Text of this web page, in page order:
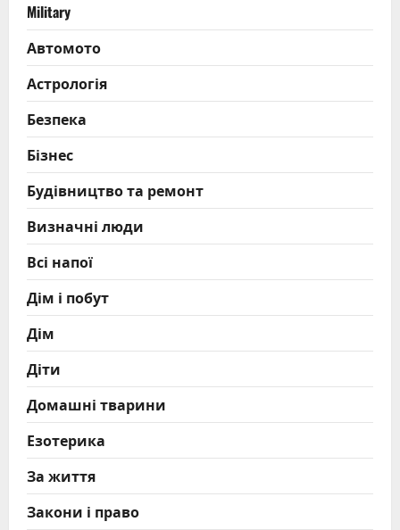
Military
Автомото
Астрологія
Безпека
Бізнес
Будівництво та ремонт
Визначні люди
Всі напої
Дім і побут
Дім
Діти
Домашні тварини
Езотерика
За життя
Закони і право